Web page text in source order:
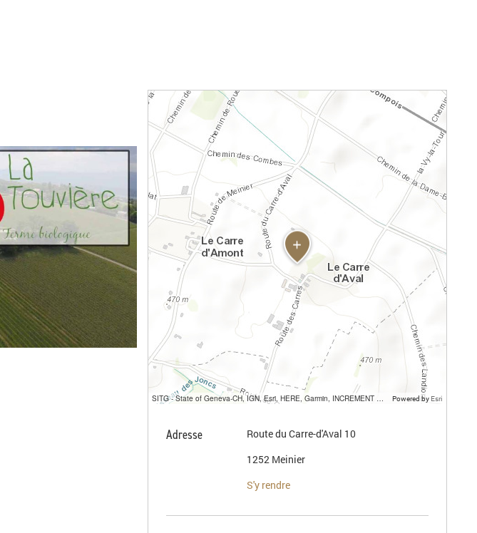
SITG - State of Geneva-CH, IGN, Esri, HERE, Garmin, INCREMENT P, USGS, METI/NASA Powered by Esri
Adresse
Route du Carre-d'Aval 10
1252 Meinier
S'y rendre